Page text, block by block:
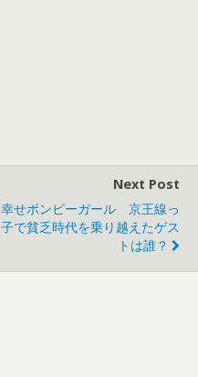
Next Post
幸せボンビーガール 京王線っ
子で貧乏時代を乗り越えたゲス
トは誰？